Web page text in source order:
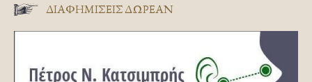
ΔΙΑΦΗΜΊΣΕΙΣ ΔΩΡΕΆΝ